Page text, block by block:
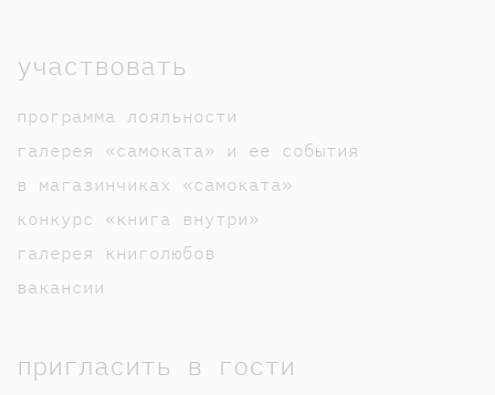
участвовать
программа лояльности
галерея «самоката» и ее события
в магазинчиках «самоката»
конкурс «книга внутри»
галерея книголюбов
вакансии
пригласить в гости